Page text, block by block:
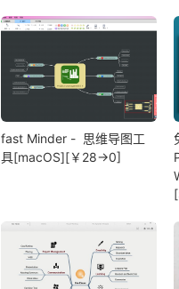
fast Minder - 思维导图工
具[macOS][￥28→0]